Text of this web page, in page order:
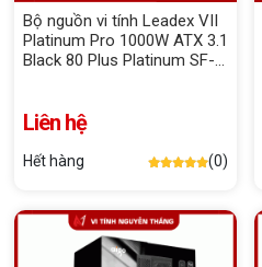
Bộ nguồn vi tính Leadex VII
Platinum Pro 1000W ATX 3.1
Black 80 Plus Platinum SF-
Liên hệ
Hết hàng (0)